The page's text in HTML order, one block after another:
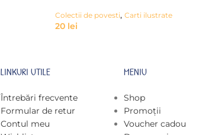
Colectii de povesti, Carti ilustrate
20 lei
LINKURI UTILE
Întrebări frecvente
Formular de retur
Contul meu
MENIU
Shop
Promoții
Voucher cadou